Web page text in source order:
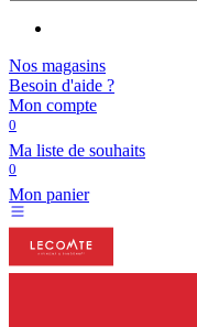
Nos magasins
Besoin d'aide ?
Mon compte
0
Ma liste de souhaits
0
Mon panier